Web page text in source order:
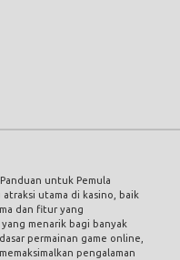
untuk Pemula
utama di kasino, baik
dan fitur yang
menarik bagi banyak
permainan game online,
pengalaman